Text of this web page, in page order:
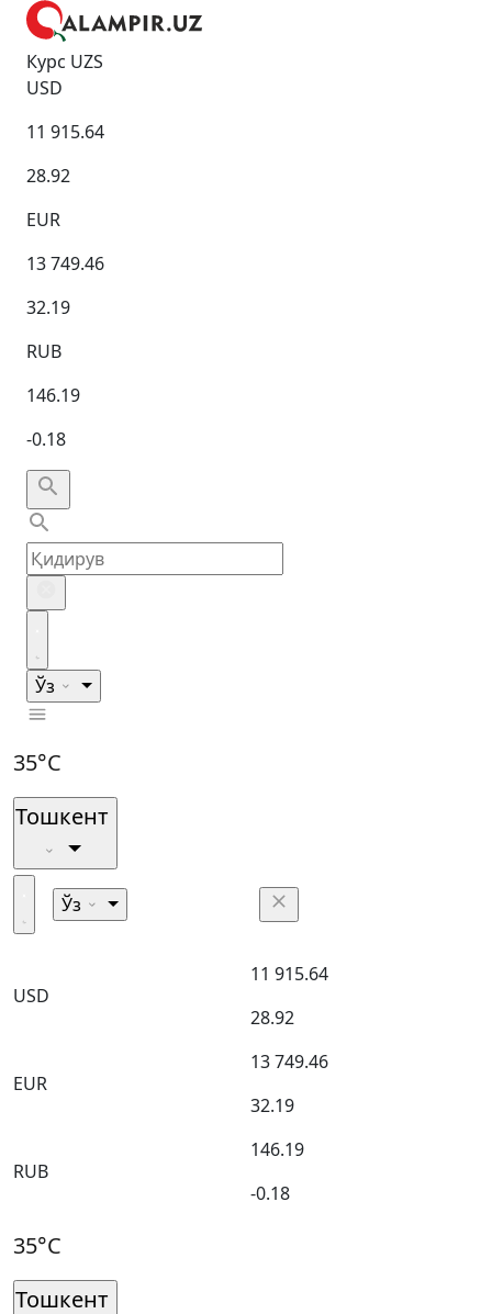
Курс UZS
USD
11 915.64
28.92
EUR
13 749.46
32.19
RUB
146.19
-0.18
Ўз
35°C
Тошкент
Ўз
USD
11 915.64
28.92
EUR
13 749.46
32.19
RUB
146.19
-0.18
35°C
Тошкент